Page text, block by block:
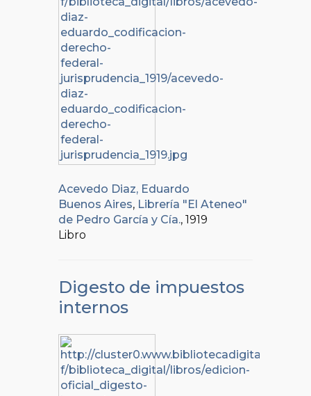
Acevedo Diaz, Eduardo
Buenos Aires, Librería "El Ateneo"
de Pedro García y Cía., 1919
Libro
Digesto de impuestos
internos